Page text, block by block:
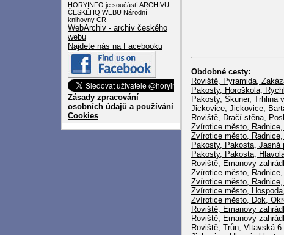
HORYINFO je součástí ARCHIVU
ČESKÉHO WEBU Národní
knihovny ČR
WebArchiv - archiv českého
webu
Najdete nás na Facebooku
Zásady zpracování
osobních údajů a používání
Cookies
Obdobné cesty:
Roviště, Pyramida,
Pakosty, Horoškola,
Pakosty, Škuner, Trhlina
Jickovice, Jickovice,
Roviště, Dračí stěna,
Zvírotice město,
Zvírotice město,
Pakosty, Pakosta, Jasná
Pakosty, Pakosta,
Roviště, Emanovy
Zvírotice město,
Zvírotice město,
Zvírotice město,
Zvírotice město, Dok,
Roviště, Emanovy
Roviště, Emanovy
Roviště, Trůn, Vltavská 6